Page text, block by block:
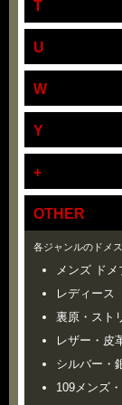
T
U
W
Y
+
OTHER
各ジャンルのドメ
メンズ ドメ
レディース
裏原・スト
レザー・皮
シルバー・
109メンズ